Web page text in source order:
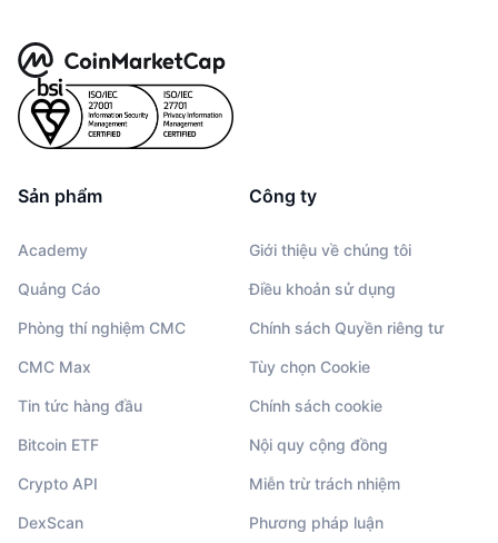
Sản phẩm
Academy
Quảng Cáo
Phòng thí nghiệm CMC
CMC Max
Tin tức hàng đầu
Bitcoin ETF
Crypto API
DexScan
Công ty
Giới thiệu về chúng tôi
Điều khoản sử dụng
Chính sách Quyền riêng tư
Tùy chọn Cookie
Chính sách cookie
Nội quy cộng đồng
Miễn trừ trách nhiệm
Phương pháp luận